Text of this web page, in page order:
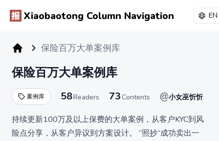
Xiaobaotong Column Navigation EN
保险百万大单案例库
保险百万大单案例库
案例库 58Readers 73 Contents @小女巫忻忻
持续更新100万及以上保费的大单案例，从客户KYC到风
险点分享，从客户异议到方案设计。 “照抄”成功卖出一